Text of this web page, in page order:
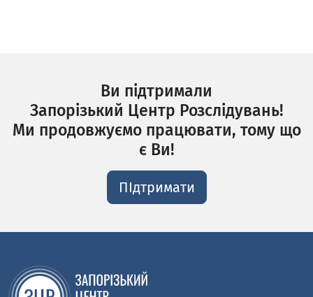
Ви підтримали
Запорізький Центр Розслідувань!
Ми продовжуємо працювати, тому що
є Ви!
ПІдтримати